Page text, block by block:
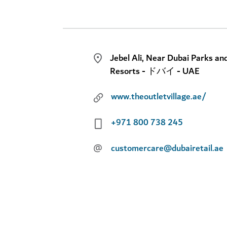
Jebel Ali, Near Dubai Parks
Resorts - ドバイ - UAE
www.theoutletvillage.ae/
+971 800 738 245
@ customercare@dubairetail.ae